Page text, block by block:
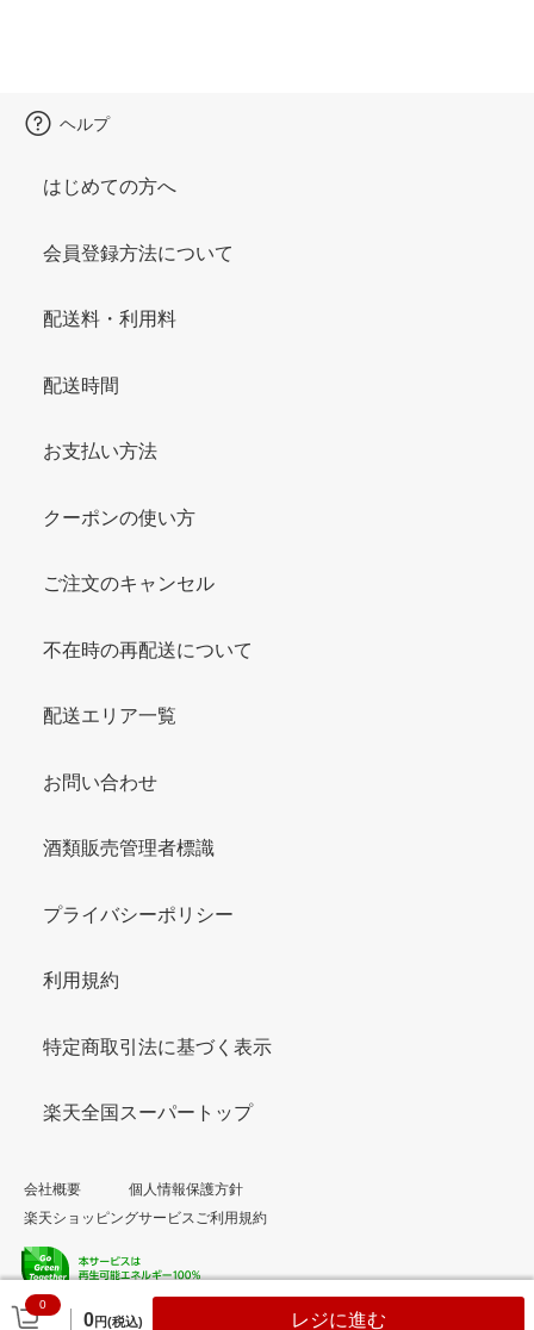
0
0円(税込) レジに進む
ヘルプ
はじめての方へ
会員登録方法について
配送料・利用料
配送時間
お支払い方法
クーポンの使い方
ご注文のキャンセル
不在時の再配送について
配送エリア一覧
お問い合わせ
酒類販売管理者標識
プライバシーポリシー
利用規約
特定商取引法に基づく表示
楽天全国スーパートップ
会社概要
個人情報保護方針
楽天ショッピングサービスご利用規約
© Rakuten Group, Inc.